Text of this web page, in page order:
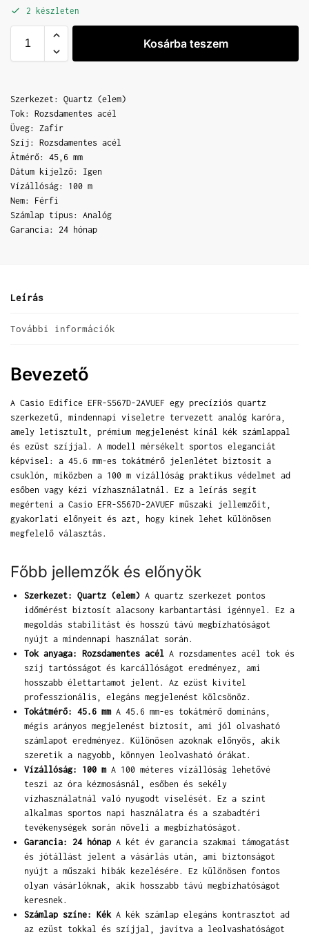
2 készleten
Kosárba teszem
Szerkezet: Quartz (elem)
Tok: Rozsdamentes acél
Üveg: Zafír
Szíj: Rozsdamentes acél
Átmérő: 45,6 mm
Dátum kijelző: Igen
Vízállóság: 100 m
Nem: Férfi
Számlap típus: Analóg
Garancia: 24 hónap
Leírás
További információk
Bevezető
A Casio Edifice EFR-S567D-2AVUEF egy precíziós quartz
szerkezetű, mindennapi viseletre tervezett analóg karóra,
amely letisztult, prémium megjelenést kínál kék számlappal
és ezüst szíjjal. A modell mérsékelt sportos eleganciát
képvisel: a 45.6 mm-es tokátmérő jelenlétet biztosít a
csuklón, miközben a 100 m vízállóság praktikus védelmet ad
esőben vagy kézi vízhasználatnál. Ez a leírás segít
megérteni a Casio EFR-S567D-2AVUEF műszaki jellemzőit,
gyakorlati előnyeit és azt, hogy kinek lehet különösen
megfelelő választás.
Főbb jellemzők és előnyök
Szerkezet: Quartz (elem) A quartz szerkezet pontos
időmérést biztosít alacsony karbantartási igénnyel. Ez a
megoldás stabilitást és hosszú távú megbízhatóságot
nyújt a mindennapi használat során.
Tok anyaga: Rozsdamentes acél A rozsdamentes acél tok és
szíj tartósságot és karcállóságot eredményez, ami
hosszabb élettartamot jelent. Az ezüst kivitel
professzionális, elegáns megjelenést kölcsönöz.
Tokátmérő: 45.6 mmA 45.6 mm-es tokátmérő domináns,
mégis arányos megjelenést biztosít, ami jól olvasható
számlapot eredményez. Különösen azoknak előnyös, akik
szeretik a nagyobb, könnyen leolvasható órákat.
Vízállóság: 100 mA 100 méteres vízállóság lehetővé
teszi az óra kézmosásnál, esőben és sekély
vízhasználatnál való nyugodt viselését. Ez a szint
alkalmas sportos napi használatra és a szabadtéri
tevékenységek során növeli a megbízhatóságot.
Garancia: 24 hónap A két év garancia szakmai támogatást
és jótállást jelent a vásárlás után, ami biztonságot
nyújt a műszaki hibák kezelésére. Ez különösen fontos
olyan vásárlóknak, akik hosszabb távú megbízhatóságot
keresnek.
Számlap színe: KékA kék számlap elegáns kontrasztot ad
az ezüst tokkal és szíjjal, javítva a leolvashatóságot